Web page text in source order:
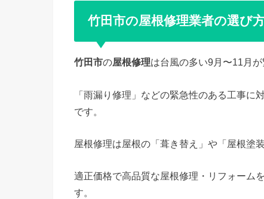
竹田市の屋根修理業者の選び
竹田市の屋根修理は台風の多い9月〜11月が
「雨漏り修理」などの緊急性のある工事
です。
屋根修理は屋根の「葺き替え」や「屋根塗
適正価格で高品質な屋根修理・リフォーム
す。